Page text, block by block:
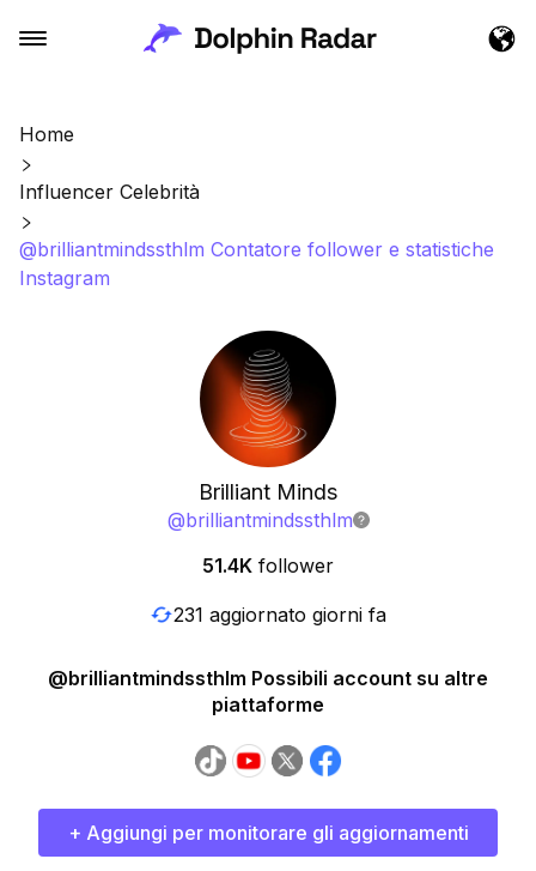
Home
Influencer Celebrità
@brilliantmindssthlm Contatore follower e statistiche
Instagram
Brilliant Minds
@brilliantmindssthlm
51.4K follower
231 aggiornato giorni fa
@brilliantmindssthlm Possibili account su altre
piattaforme
+ Aggiungi per monitorare gli aggiornamenti